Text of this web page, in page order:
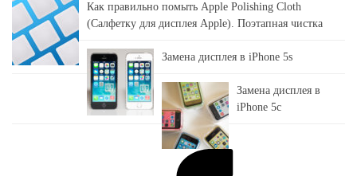
Как правильно помыть Apple Polishing Cloth
(Салфетку для дисплея Apple). Поэтапная чистка
Замена дисплея в iPhone 5s
Замена дисплея в
iPhone 5c